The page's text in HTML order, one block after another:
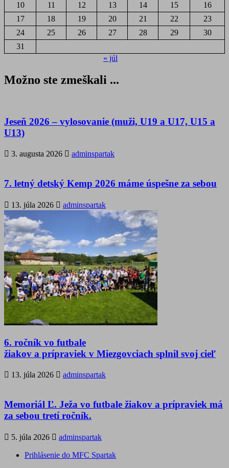
10
11 12 13 14 15
16
17
18 19 20 21 22
23
24
25 26 27 28 29
30
31
« júl
Možno ste zmeškali ...
Jeseň 2026 – vylosovanie (muži, U19 a U17, U15 a
U13)
3. augusta 2026 adminspartak
7. letný detský Kemp 2026 máme úspešne za sebou
13. júla 2026 adminspartak
6. ročník vo futbale
žiakov a prípraviek v Miezgovciach splnil svoj cieľ
13. júla 2026 adminspartak
Memoriál Ľ. Ježa vo futbale žiakov a prípraviek má
za sebou tretí ročník.
5. júla 2026 adminspartak
Prihlásenie do MFC Spartak